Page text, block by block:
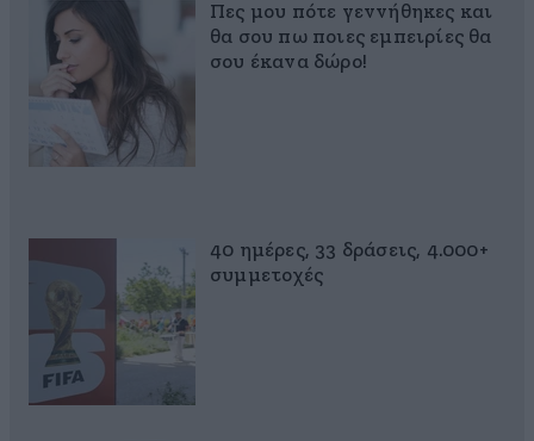
Πες μου πότε γεννήθηκες και
θα σου πω ποιες εμπειρίες θα
σου έκανα δώρο!
40 ημέρες, 33 δράσεις, 4.000+
συμμετοχές